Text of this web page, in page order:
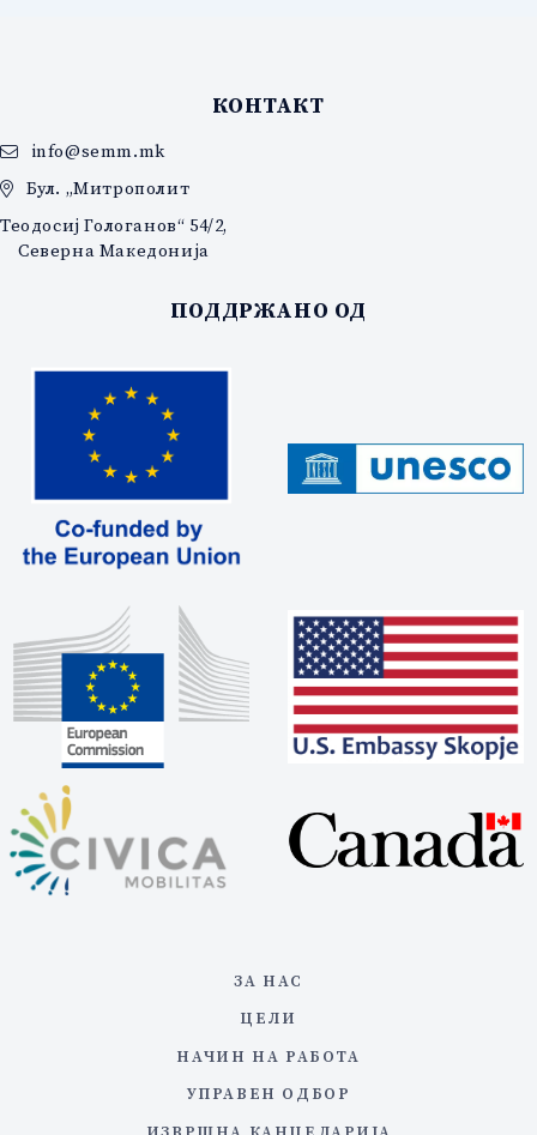
КОНТАКТ
info@semm.mk
Бул. „Митрополит
Теодосиј Гологанов“ 54/2,
Северна Македонија
ПОДДРЖАНО ОД
ЗА НАС
ЦЕЛИ
НАЧИН НА РАБОТА
УПРАВЕН ОДБОР